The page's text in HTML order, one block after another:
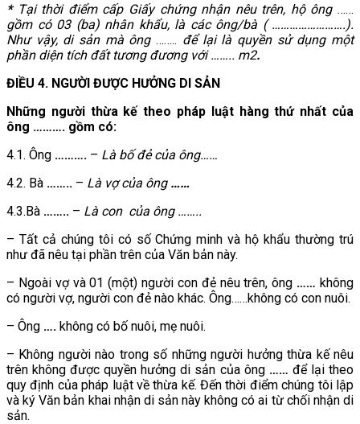
* Tại thời điểm cấp Giấy chứng nhận nêu trên, hộ ông……
gồm có 03 (ba) nhân khẩu, là các ông/bà ( …………………….).
Như vậy, di sản mà ông…….. để lại là quyền sử dụng một
phần diện tích đất tương đương với …….. m2.
ĐIỀU 4. NGƯỜI ĐƯỢC HƯỞNG DI SẢN
Những người thừa kế theo pháp luật hàng thứ nhất của
ông ………. gồm có:
4.1. Ông ………. – Là bố đẻ của ông……
4.2. Bà …….. – Là vợ của ông ……
4.3.Bà …….. – Là con của ông ……..
– Tất cả chúng tôi có số Chứng minh và hộ khẩu thường trú
như đã nêu tại phần trên của Văn bản này.
– Ngoài vợ và 01 (một) người con đẻ nêu trên, ông …… không
có người vợ, người con đẻ nào khác. Ông……không có con nuôi.
– Ông …. không có bố nuôi, mẹ nuôi.
– Không người nào trong số những người hưởng thừa kế nêu
trên không được quyền hưởng di sản của ông …… để lại theo
quy định của pháp luật về thừa kế. Đến thời điểm chúng tôi lập
và ký Văn bản khai nhận di sản này không có ai từ chối nhận di
sản.